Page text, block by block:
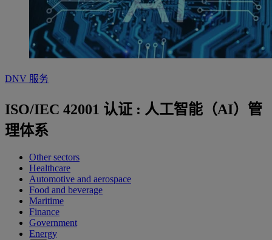
DNV 服务
ISO/IEC 42001 认证 : 人工智能（AI）管
理体系
Other sectors
Healthcare
Automotive and aerospace
Food and beverage
Maritime
Finance
Government
Energy